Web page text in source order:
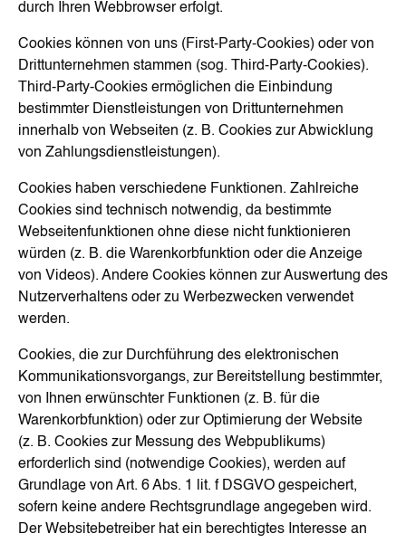
durch Ihren Webbrowser erfolgt.
Cookies können von uns (First-Party-Cookies) oder von
Drittunternehmen stammen (sog. Third-Party-Cookies).
Third-Party-Cookies ermöglichen die Einbindung
bestimmter Dienstleistungen von Drittunternehmen
innerhalb von Webseiten (z. B. Cookies zur Abwicklung
von Zahlungsdienstleistungen).
Cookies haben verschiedene Funktionen. Zahlreiche
Cookies sind technisch notwendig, da bestimmte
Webseitenfunktionen ohne diese nicht funktionieren
würden (z. B. die Warenkorbfunktion oder die Anzeige
von Videos). Andere Cookies können zur Auswertung des
Nutzerverhaltens oder zu Werbezwecken verwendet
werden.
Cookies, die zur Durchführung des elektronischen
Kommunikationsvorgangs, zur Bereitstellung bestimmter,
von Ihnen erwünschter Funktionen (z. B. für die
Warenkorbfunktion) oder zur Optimierung der Website
(z. B. Cookies zur Messung des Webpublikums)
erforderlich sind (notwendige Cookies), werden auf
Grundlage von Art. 6 Abs. 1 lit. f DSGVO gespeichert,
sofern keine andere Rechtsgrundlage angegeben wird.
Der Websitebetreiber hat ein berechtigtes Interesse an